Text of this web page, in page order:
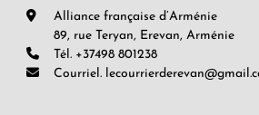
Alliance française d’Arménie
89, rue Teryan, Erevan, Arménie
Tél. +37498 801238
Courriel.